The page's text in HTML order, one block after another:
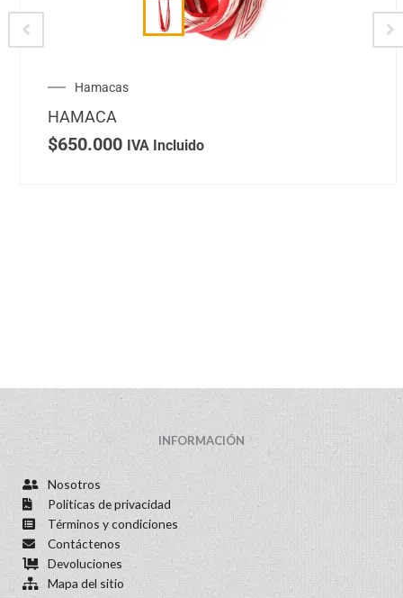
Hamacas
HAMACA
$650.000 IVA Incluido
INFORMACIÓN
Nosotros
Políticas de privacidad
Términos y condiciones
Contáctenos
Devoluciones
Mapa del sitio